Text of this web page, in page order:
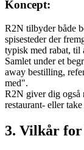
Koncept:
R2N tilbyder både
spisesteder der
typisk med rabat, til
Samlet under et
away bestilling,
med".
R2N giver dig også
restaurant- eller
3. Vilkår for